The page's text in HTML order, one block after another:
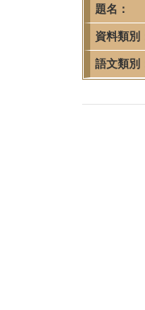
題名：
資料類別
語文類別